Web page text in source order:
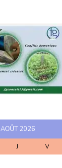
AOÛT 2026
J V